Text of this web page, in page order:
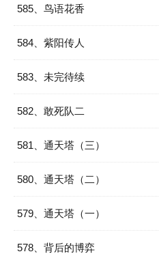
585、鸟语花香
584、紫阳传人
583、未完待续
582、敢死队二
581、通天塔（三）
580、通天塔（二）
579、通天塔（一）
578、背后的博弈